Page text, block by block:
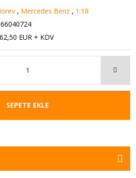
, Mercedes Benz , 1:18
EUR + KDV
SEPETE EKLE